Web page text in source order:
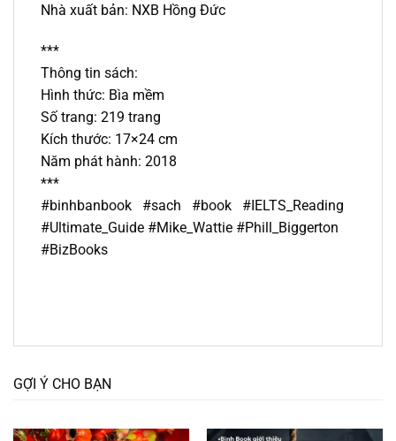
Nhà xuất bản: NXB Hồng Đức
***
Thông tin sách:
Hình thức: Bìa mềm
Số trang: 219 trang
Kích thước: 17×24 cm
Năm phát hành: 2018
***
#binhbanbook #sach #book #IELTS_Reading
#Ultimate_Guide #Mike_Wattie #Phill_Biggerton
#BizBooks
GỢI Ý CHO BẠN